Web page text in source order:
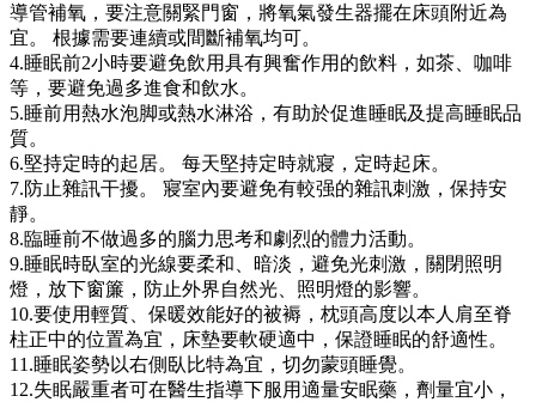
導管補氧，要注意關緊門窗，將氧氣發生器擺在床頭附近為
宜。 根據需要連續或間斷補氧均可。
4.睡眠前2小時要避免飲用具有興奮作用的飲料，如茶、咖啡
等，要避免過多進食和飲水。
5.睡前用熱水泡脚或熱水淋浴，有助於促進睡眠及提高睡眠品
質。
6.堅持定時的起居。 每天堅持定時就寢，定時起床。
7.防止雜訊干擾。 寢室內要避免有較强的雜訊刺激，保持安
靜。
8.臨睡前不做過多的腦力思考和劇烈的體力活動。
9.睡眠時臥室的光線要柔和、暗淡，避免光刺激，關閉照明
燈，放下窗簾，防止外界自然光、照明燈的影響。
10.要使用輕質、保暖效能好的被褥，枕頭高度以本人肩至脊
柱正中的位置為宜，床墊要軟硬適中，保證睡眠的舒適性。
11.睡眠姿勢以右側臥比特為宜，切勿蒙頭睡覺。
12.失眠嚴重者可在醫生指導下服用適量安眠藥，劑量宜小，